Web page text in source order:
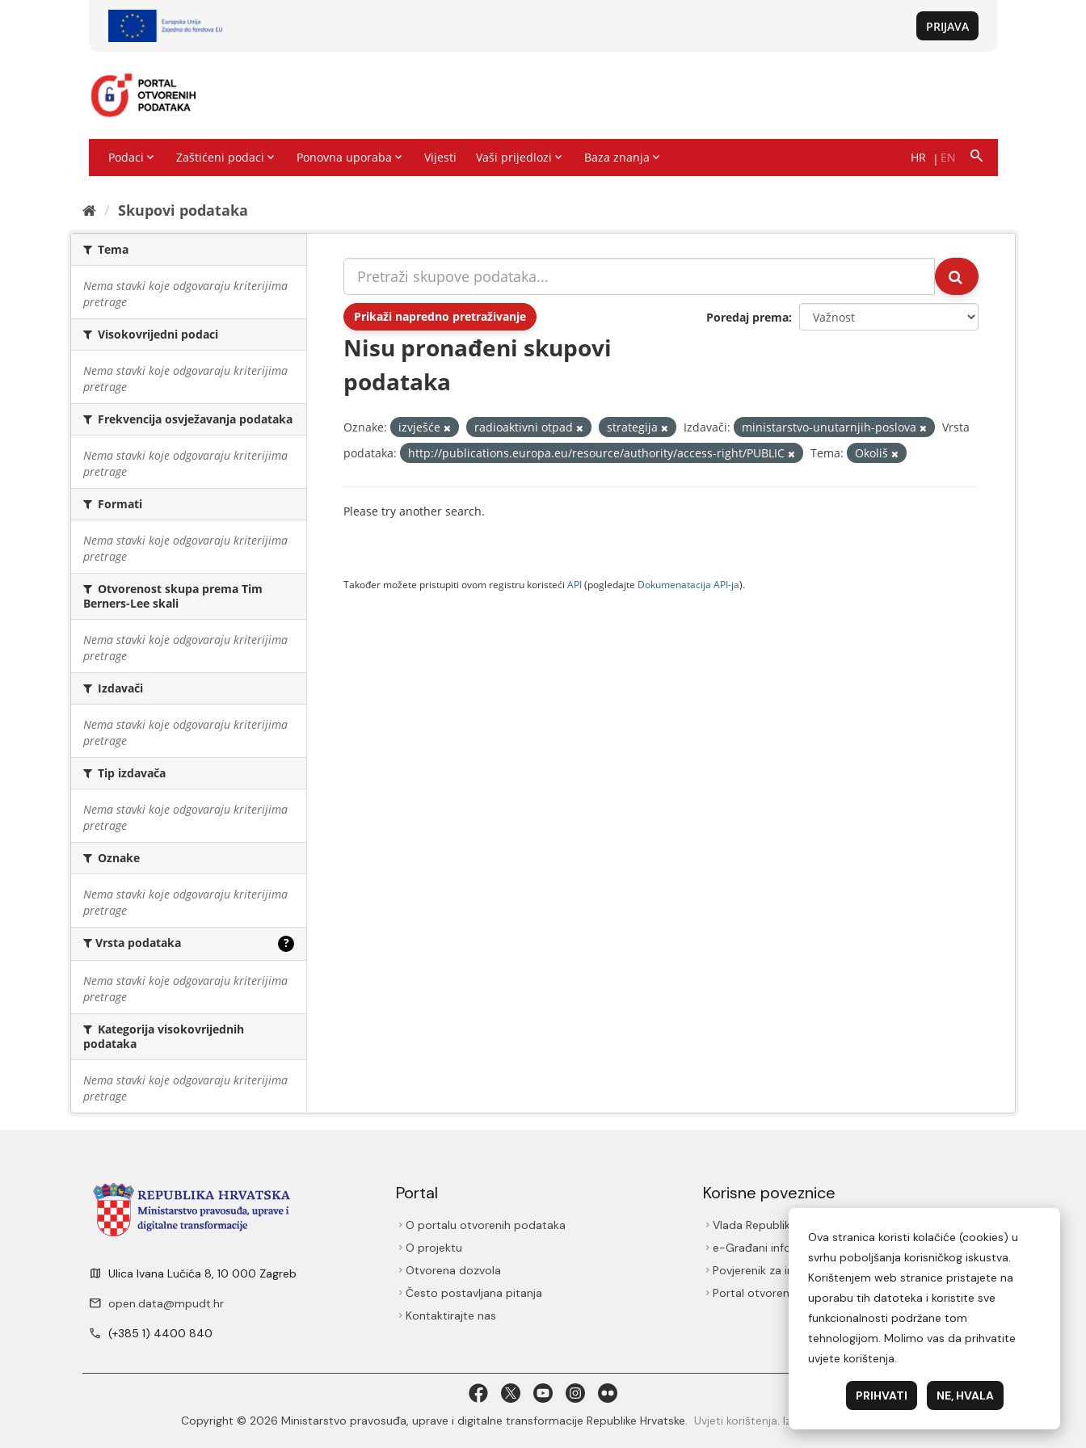
Skupovi podаtаkа
Tema
Nema stavki koje odgovaraju kriterijima
pretrage
Visokovrijedni podaci
Nema stavki koje odgovaraju kriterijima
pretrage
Frekvencija osvježavanja podataka
Nema stavki koje odgovaraju kriterijima
pretrage
Formati
Nema stavki koje odgovaraju kriterijima
pretrage
Otvorenost skupa prema Tim
Berners-Lee skali
Nema stavki koje odgovaraju kriterijima
pretrage
Izdavači
Nema stavki koje odgovaraju kriterijima
pretrage
Tip izdavača
Nema stavki koje odgovaraju kriterijima
pretrage
Oznake
Nema stavki koje odgovaraju kriterijima
pretrage
Vrsta podataka ?
Nema stavki koje odgovaraju kriterijima
pretrage
Kategorija visokovrijednih
podataka
Nema stavki koje odgovaraju kriterijima
pretrage
Prikaži napredno pretraživanje Poredaj prema
Nisu pronađeni skupovi
podataka
Oznake: izvješće radioaktivni otpad strategija Izdavači: ministarstvo-unutarnjih-poslova
Vrsta
podataka:
http://publications.europa.eu/resource/authority/access-right/PUBLIC Tema: Okoliš
Please try another search.
Također možete pristupiti ovom registru koristeći API(pogledajte Dokumenаtаcijа API-jа).